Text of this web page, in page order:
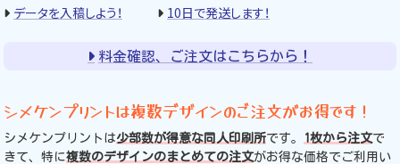
データを入稿しよう！
10日で発送します！
料金確認、ご注文はこちらから！
シメケンプリントは複数デザインのご注文がお得です！
シメケンプリントは少部数が得意な同人印刷所です。 1枚から注文で
きて、特に複数のデザインのまとめての注文がお得な価格でご利用い